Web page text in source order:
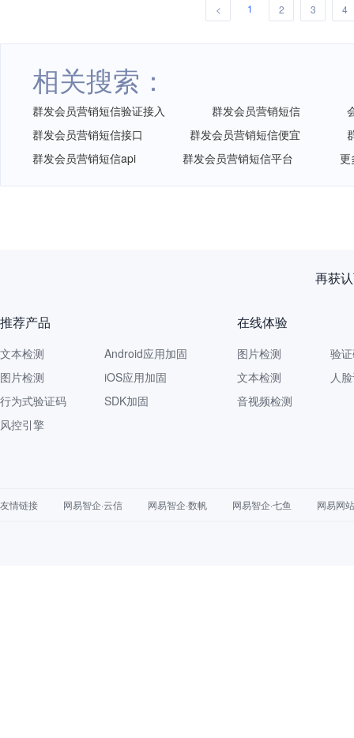
< 1 2 3 4
相关搜索：
群发会员营销短信验证接入 群发会员营销短信
群发会员营销短信接口
群发会员营销短信便宜
群发会员营销短信api
群发会员营销短信平台 更
再获
推荐产品
文本检测
图片检测
行为式验证码
风控引擎
Android应用加固
iOS应用加固
SDK加固
在线体验
图片检测
文本检测
音视频检测
验
人
友情链接 网易智企·云信 网易智企·数帆 网易智企·七鱼 网易网